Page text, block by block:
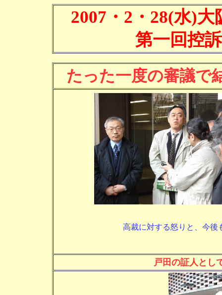
2007・2・28(水)
第一回控
たった一度の審議で
高裁に対する怒りと、今後
戸田の証人とし